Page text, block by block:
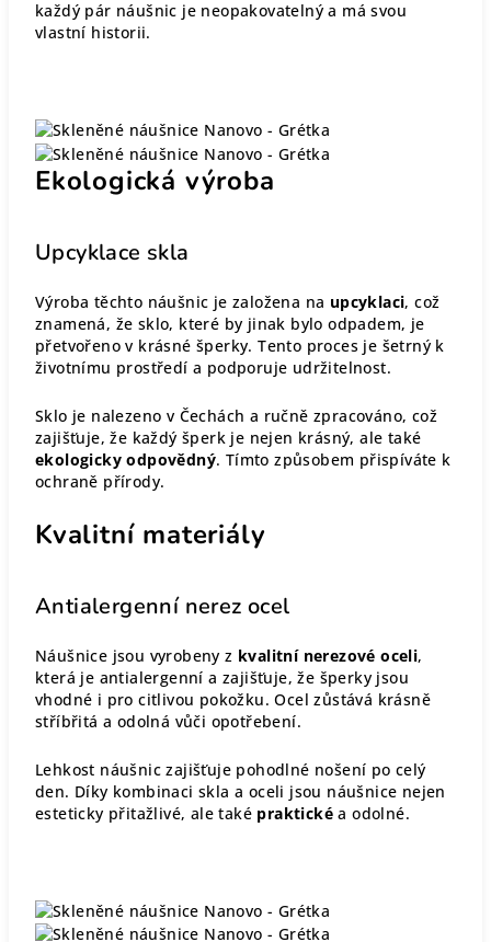
každý pár náušnic je neopakovatelný a má svou
vlastní historii.
Ekologická výroba
Upcyklace skla
Výroba těchto náušnic je založena na upcyklaci, což
znamená, že sklo, které by jinak bylo odpadem, je
přetvořeno v krásné šperky. Tento proces je šetrný k
životnímu prostředí a podporuje udržitelnost.
Sklo je nalezeno v Čechách a ručně zpracováno, což
zajišťuje, že každý šperk je nejen krásný, ale také
ekologicky odpovědný. Tímto způsobem přispíváte k
ochraně přírody.
Kvalitní materiály
Antialergenní nerez ocel
Náušnice jsou vyrobeny z kvalitní nerezové oceli,
která je antialergenní a zajišťuje, že šperky jsou
vhodné i pro citlivou pokožku. Ocel zůstává krásně
stříbřitá a odolná vůči opotřebení.
Lehkost náušnic zajišťuje pohodlné nošení po celý
den. Díky kombinaci skla a oceli jsou náušnice nejen
esteticky přitažlivé, ale také praktické a odolné.